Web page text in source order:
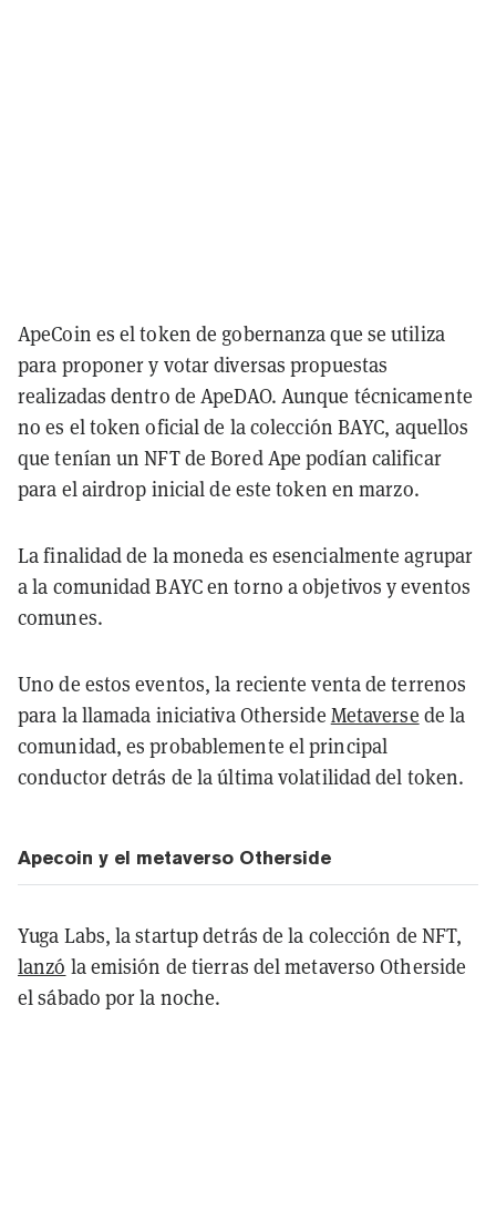
ApeCoin es el token de gobernanza que se utiliza
para proponer y votar diversas propuestas
realizadas dentro de ApeDAO. Aunque técnicamente
no es el token oficial de la colección BAYC, aquellos
que tenían un NFT de Bored Ape podían calificar
para el airdrop inicial de este token en marzo.
La finalidad de la moneda es esencialmente agrupar
a la comunidad BAYC en torno a objetivos y eventos
comunes.
Uno de estos eventos, la reciente venta de terrenos
para la llamada iniciativa Otherside Metaverse de la
comunidad, es probablemente el principal
conductor detrás de la última volatilidad del token.
Apecoin y el metaverso Otherside
Yuga Labs, la startup detrás de la colección de NFT,
lanzó la emisión de tierras del metaverso Otherside
el sábado por la noche.